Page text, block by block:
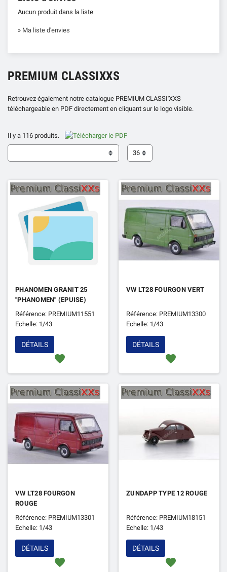
Aucun produit dans la liste
» Ma liste d'envies
PREMIUM CLASSIXXS
Retrouvez également notre catalogue PREMIUM CLASSI'XXS
téléchargeable en PDF directement en cliquant sur le logo visible.
Il y a 116 produits.
36
PHANOMEN GRANIT 25
"PHANOMEN" (EPUISE)
Référence: PREMIUM11551
Echelle: 1/43
favorite
DÉTAILS
VW LT28 FOURGON VERT
Référence: PREMIUM13300
Echelle: 1/43
favorite
DÉTAILS
VW LT28 FOURGON
ROUGE
Référence: PREMIUM13301
Echelle: 1/43
favorite
DÉTAILS
ZUNDAPP TYPE 12 ROUGE
Référence: PREMIUM18151
Echelle: 1/43
favorite
DÉTAILS